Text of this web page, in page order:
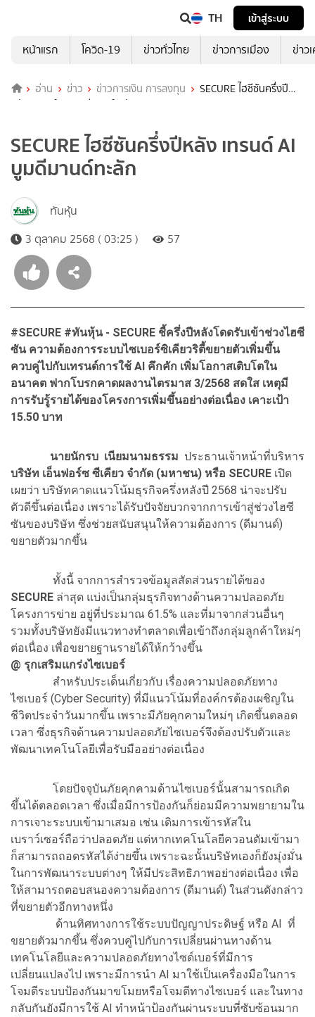
TH
เข้าสู่ระบบ
หน้าแรก
โควิด-19 ข่าวทั่วไทย ข่าวการเมือง ข่าว
อ่าน ข่าว ข่าวการเงิน การลงทุน
SECURE ไฮซีซันครึ่งปี
หลัง เทรนด์ AI บูมดีมานด์ทะลัก
SECURE ไฮซีซันครึ่งปีหลัง เทรนด์ AI
บูมดีมานด์ทะลัก
ทันหุ้น
3 ตุลาคม 2568 ( 03:25 )
57
#SECURE #ทันหุ้น - SECURE ชี้ครึ่งปีหลังโดดรับเข้าช่วงไฮซี
ซัน ความต้องการระบบไซเบอร์ซิเคียวริตี้ขยายตัวเพิ่มขึ้น
ควบคู่ไปกับเทรนด์การใช้ AI คึกคัก เพิ่มโอกาสเติบโตใน
อนาคต ฟากโบรกคาดผลงานไตรมาส 3/2568 สดใส เหตุมี
การรับรู้รายได้ของโครงการเพิ่มขึ้นอย่างต่อเนื่อง เคาะเป้า
15.50 บาท
นายนักรบ เนียมนามธรรม ประธานเจ้าหน้าที่บริหาร
บริษัท เอ็นฟอร์ซ ซีเคียว จำกัด (มหาชน) หรือ SECURE เปิด
เผยว่า บริษัทคาดแนวโน้มธุรกิจครึ่งหลังปี 2568 น่าจะปรับ
ตัวดีขึ้นต่อเนื่อง เพราะได้รับปัจจัยบวกจากการเข้าสู่ช่วงไฮซี
ซันของบริษัท ซึ่งช่วยสนับสนุนให้ความต้องการ (ดีมานด์)
ขยายตัวมากขึ้น
ทั้งนี้ จากการสำรวจข้อมูลสัดส่วนรายได้ของ
SECURE ล่าสุด แบ่งเป็นกลุ่มธุรกิจทางด้านความปลอดภัย
โครงการข่าย อยู่ที่ประมาณ 61.5% และที่มาจากส่วนอื่นๆ
รวมทั้งบริษัทยังมีแนวทางทำตลาดเพื่อเข้าถึงกลุ่มลูกค้าใหม่ๆ
ต่อเนื่อง เพื่อขยายฐานรายได้ให้กว้างขึ้น
@ รุกเสริมแกร่งไซเบอร์
สำหรับประเด็นเกี่ยวกับ เรื่องความปลอดภัยทาง
ไซเบอร์ (Cyber Security) ที่มีแนวโน้มที่องค์กรต้องเผชิญใน
ชีวิตประจำวันมากขึ้น เพราะมีภัยคุกคามใหม่ๆ เกิดขึ้นตลอด
เวลา ซึ่งธุรกิจด้านความปลอดภัยไซเบอร์จึงต้องปรับตัวและ
พัฒนาเทคโนโลยีเพื่อรับมืออย่างต่อเนื่อง
โดยปัจจุบันภัยคุกคามด้านไซเบอร์นั้นสามารถเกิด
ขึ้นได้ตลอดเวลา ซึ่งเมื่อมีการป้องกันก็ย่อมมีความพยายามใน
การเจาะระบบเข้ามาเสมอ เช่น เดิมการเข้ารหัสใน
เบราว์เซอร์ถือว่าปลอดภัย แต่หากเทคโนโลยีควอนตัมเข้ามา
ก็สามารถถอดรหัสได้ง่ายขึ้น เพราะฉะนั้นบริษัทเองก็ยังมุ่งมั่น
ในการพัฒนาระบบต่างๆ ให้มีประสิทธิภาพอย่างต่อเนื่อง เพื่อ
ให้สามารถตอบสนองความต้องการ (ดีมานด์) ในส่วนดังกล่าว
ที่ขยายตัวอีกทางหนึ่ง
ด้านทิศทางการใช้ระบบปัญญาประดิษฐ์ หรือ AI ที่
ขยายตัวมากขึ้น ซึ่งควบคู่ไปกับการเปลี่ยนผ่านทางด้าน
เทคโนโลยีและความปลอดภัยทางไซด์เบอร์ที่มีการ
เปลี่ยนแปลงไป เพราะมีการนำ AI มาใช้เป็นเครื่องมือในการ
โจมตีระบบป้องกันมาขโมยหรือโจมตีทางไซเบอร์ และในทาง
กลับกันยังมีการใช้ AI ทำหน้าป้องกันผ่านระบบที่ซับซ้อนมาก